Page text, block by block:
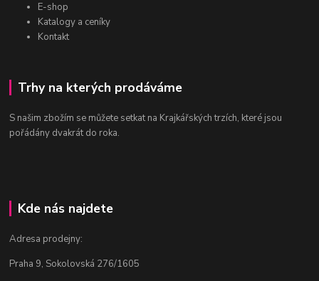
E-shop
Katalogy a ceníky
Kontakt
Trhy na kterých prodáváme
S našim zbožím se můžete setkat na Krajkářských trzích, které jsou
pořádány dvakrát do roka.
Kde nás najdete
Adresa prodejny:
Praha 9, Sokolovská 276/1605